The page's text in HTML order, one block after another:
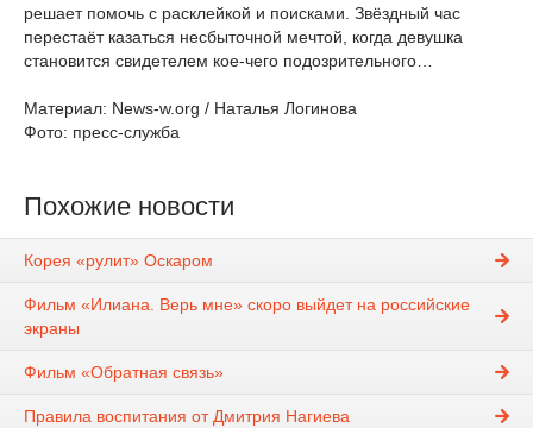
решает помочь с расклейкой и поисками. Звёздный час
перестаёт казаться несбыточной мечтой, когда девушка
становится свидетелем кое-чего подозрительного…
Материал: News-w.org / Наталья Логинова
Фото: пресс-служба
Похожие новости
Корея «рулит» Оскаром
Фильм «Илиана. Верь мне» скоро выйдет на российские
экраны
Фильм «Обратная связь»
Правила воспитания от Дмитрия Нагиева